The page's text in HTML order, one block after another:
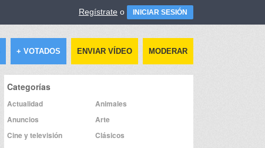
Regístrate o INICIAR SESIÓN
+ VOTADOS ENVIAR VÍDEO MODERAR
Categorías
Actualidad
Animales
Anuncios
Arte
Cine y televisión
Clásicos